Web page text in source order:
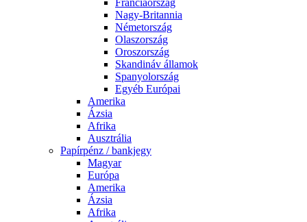
Franciaország
Nagy-Britannia
Németország
Olaszország
Oroszország
Skandináv államok
Spanyolország
Egyéb Európai
Amerika
Ázsia
Afrika
Ausztrália
Papírpénz / bankjegy
Magyar
Európa
Amerika
Ázsia
Afrika